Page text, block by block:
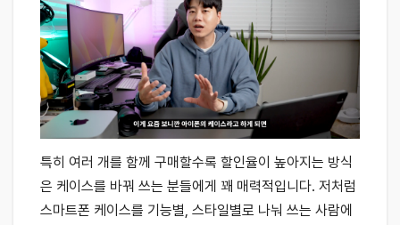
특히 여러 개를 함께 구매할수록 할인율이 높아지는 방식
은 케이스를 바꿔 쓰는 분들에게 꽤 매력적입니다. 저처럼
스마트폰 케이스를 기능별, 스타일별로 나눠 쓰는 사람에